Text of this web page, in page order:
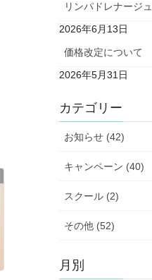
リンパドレナージ
2026年6月13日
価格改定について
2026年5月31日
カテゴリー
お知らせ (42)
キャンペーン (40)
スクール (2)
その他 (52)
月別